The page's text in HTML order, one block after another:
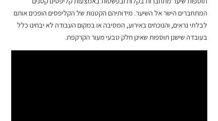
המתחברים הישר אל השיער. מידותיהם הקטנות של הקליפסים הופכים אותם
לבלתי נראים, והנוכחים באירוע, המסיבה או במקום העבודה לא יבחינו כלל
בעובדה שישנן תוספות שאינן חלק טבעי מעור הקרקפת.